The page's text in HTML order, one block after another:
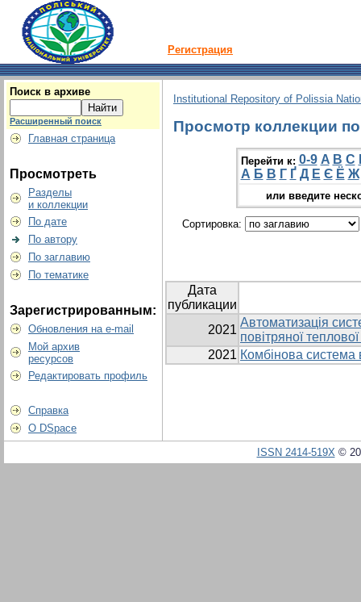
Регистрация
Поиск в архиве
Расширенный поиск
Главная страница
Просмотреть
Разделы
и коллекции
По дате
По автору
По заглавию
По тематике
Зарегистрированным:
Обновления на e-mail
Мой архив
ресурсов
Редактировать профиль
Справка
О DSpace
Institutional Repository of Polissia
Просмотр коллекции
Перейти к: 0-9 A B C
А Б В Г Ґ Д Е Є Ё Ж
или введите
Сортировка:
Дата
публикации
2021
Автоматизація
повітряної теплової
2021 Комбінова система
ISSN 2414-519X©